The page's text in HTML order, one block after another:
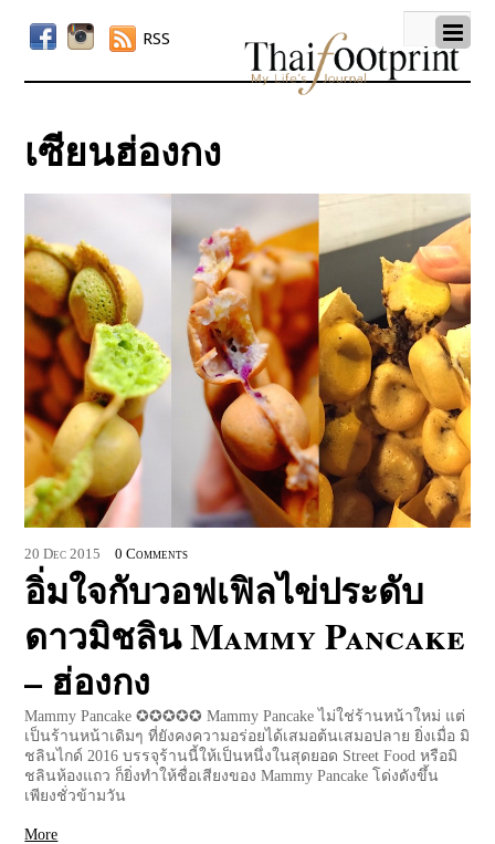
RSS
เซียนฮ่องกง
20 Dec 2015 0 Comments
อิ่มใจกับวอฟเฟิลไข่ประดับ
ดาวมิชลิน Mammy Pancake
– ฮ่องกง
Mammy Pancake ✪✪✪✪✪ Mammy Pancake ไม่ใช่ร้านหน้าใหม่ แต่
เป็นร้านหน้าเดิมๆ ที่ยังคงความอร่อยได้เสมอต้นเสมอปลาย ยิ่งเมื่อ มิ
ชลินไกด์ 2016 บรรจุร้านนี้ให้เป็นหนึ่งในสุดยอด Street Food หรือมิ
ชลินห้องแถว ก็ยิ่งทำให้ชื่อเสียงของ Mammy Pancake โด่งดังขึ้น
เพียงชั่วข้ามวัน
More